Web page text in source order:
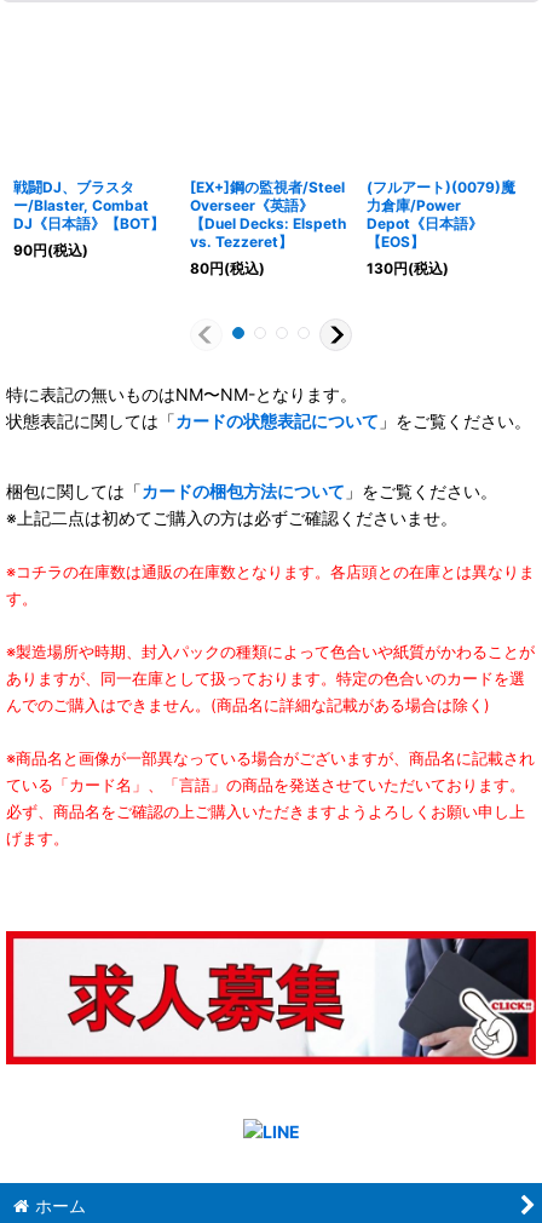
戦闘DJ、ブラスタ
ー/Blaster, Combat
DJ《日本語》【BOT】
90円(税込)
[EX+]鋼の監視者/Steel
Overseer《英語》
【Duel Decks: Elspeth
vs. Tezzeret】
80円(税込)
(フルアート)(0079)魔
力倉庫/Power
Depot《日本語》
【EOS】
130円(税込)
特に表記の無いものはNM〜NM-となります。
状態表記に関しては「カードの状態表記について 」をご覧ください。
梱包に関しては「カードの梱包方法について 」をご覧ください。
※上記二点は初めてご購入の方は必ずご確認くださいませ。
※コチラの在庫数は通販の在庫数となります。各店頭との在庫とは異なりま
す。
※製造場所や時期、封入パックの種類によって色合いや紙質がかわることが
ありますが、同一在庫として扱っております。特定の色合いのカードを選
んでのご購入はできません。(商品名に詳細な記載がある場合は除く)
※商品名と画像が一部異なっている場合がございますが、商品名に記載され
ている「カード名」、「言語」の商品を発送させていただいております。
必ず、商品名をご確認の上ご購入いただきますようよろしくお願い申し上
げます。
ホーム